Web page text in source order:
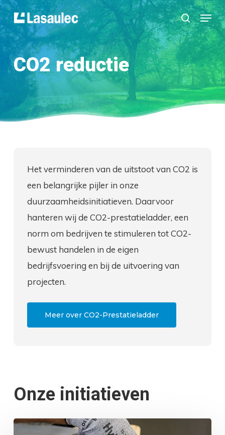
Skip
to
main
content
search
Menu
CO2 reductie
Het verminderen van de uitstoot van CO2 is
een belangrijke pijler in onze
duurzaamheidsinitiatieven. Daarvoor
hanteren wij de CO2-prestatieladder, een
norm om bedrijven te stimuleren tot CO2-
bewust handelen in de eigen
bedrijfsvoering en bij de uitvoering van
projecten.
Meer over CO2-Prestatieladder
Onze initiatieven
Ansells
Close
Menu